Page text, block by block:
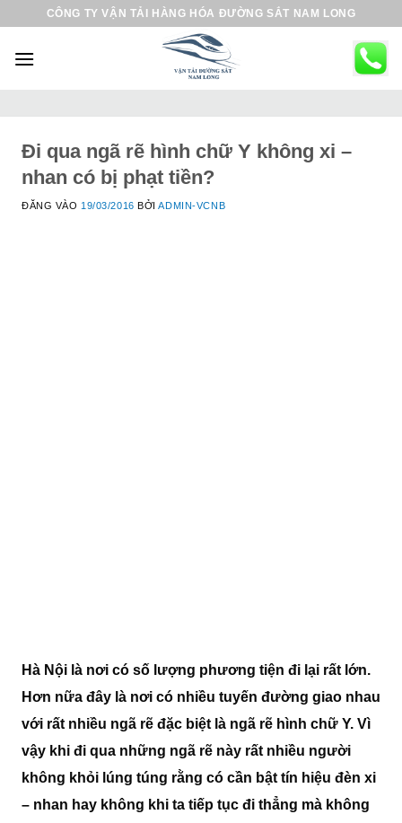
CÔNG TY VẬN TẢI HÀNG HÓA ĐƯỜNG SẮT NAM LONG
Đi qua ngã rẽ hình chữ Y không xi –
nhan có bị phạt tiền?
ĐĂNG VÀO 19/03/2016 BỞIADMIN-VCNB
Hà Nội là nơi có số lượng phương tiện đi lại rất lớn.
Hơn nữa đây là nơi có nhiều tuyến đường giao nhau
với rất nhiều ngã rẽ đặc biệt là ngã rẽ hình chữ Y. Vì
vậy khi đi qua những ngã rẽ này rất nhiều người
không khỏi lúng túng rằng có cần bật tín hiệu đèn xi
– nhan hay không khi ta tiếp tục đi thẳng mà không